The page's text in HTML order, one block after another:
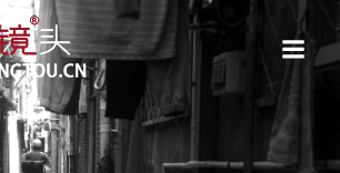
转
到
内
容